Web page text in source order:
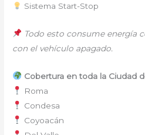
Sistema Start-Stop
Todo esto consume energía
con el vehículo apagado.
Cobertura en toda la Ciudad
Roma
Condesa
Coyoacán